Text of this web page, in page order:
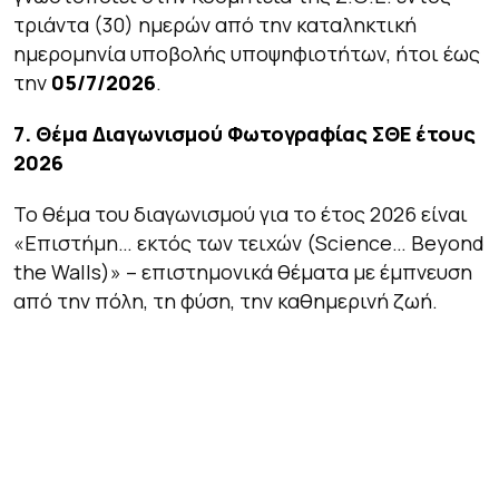
τριάντα (30) ημερών από την καταληκτική
ημερομηνία υποβολής υποψηφιοτήτων, ήτοι έως
την 05/7/2026.
7. Θέμα Διαγωνισμού Φωτογραφίας ΣΘΕ έτους
2026
Το θέμα του διαγωνισμού για το έτος 2026 είναι
«Επιστήμη… εκτός των τειχών (Science… Beyond
the Walls)» – επιστημονικά θέματα με έμπνευση
από την πόλη, τη φύση, την καθημερινή ζωή.